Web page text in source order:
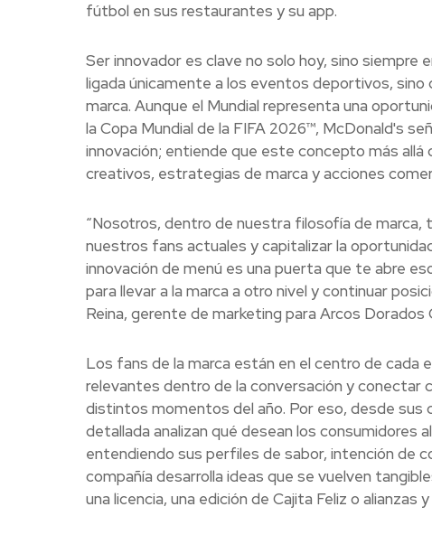
fútbol en sus restaurantes y su app.
Ser innovador es clave no solo hoy, sino siempre
ligada únicamente a los eventos deportivos,
marca. Aunque el Mundial representa una
la Copa Mundial de la FIFA 2026™, McDonald's
innovación; entiende que este concepto más allá
creativos, estrategias de marca y acciones
“Nosotros, dentro de nuestra filosofía de marca,
nuestros fans actuales y capitalizar la
innovación de menú es una puerta que te abre
para llevar a la marca a otro nivel y continuar
Reina, gerente de marketing para Arcos Dorados
Los fans de la marca están en el centro de cada
relevantes dentro de la conversación y conectar
distintos momentos del año. Por eso, desde sus
detallada analizan qué desean los consumidores
entendiendo sus perfiles de sabor, intención de
compañía desarrolla ideas que se vuelven
una licencia, una edición de Cajita Feliz o